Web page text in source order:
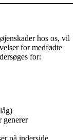
hos os, vil
for medfødte
for:
generer